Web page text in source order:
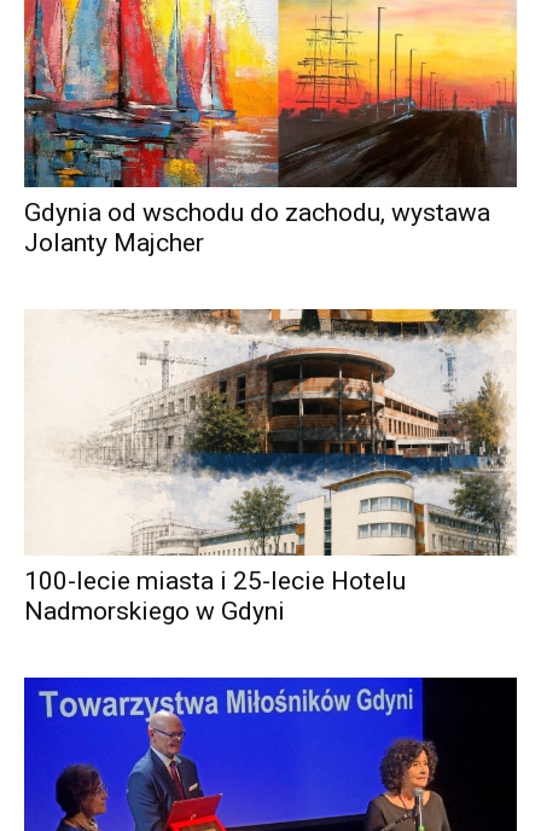
Gdynia od wschodu do zachodu, wystawa
Jolanty Majcher
100-lecie miasta i 25-lecie Hotelu
Nadmorskiego w Gdyni